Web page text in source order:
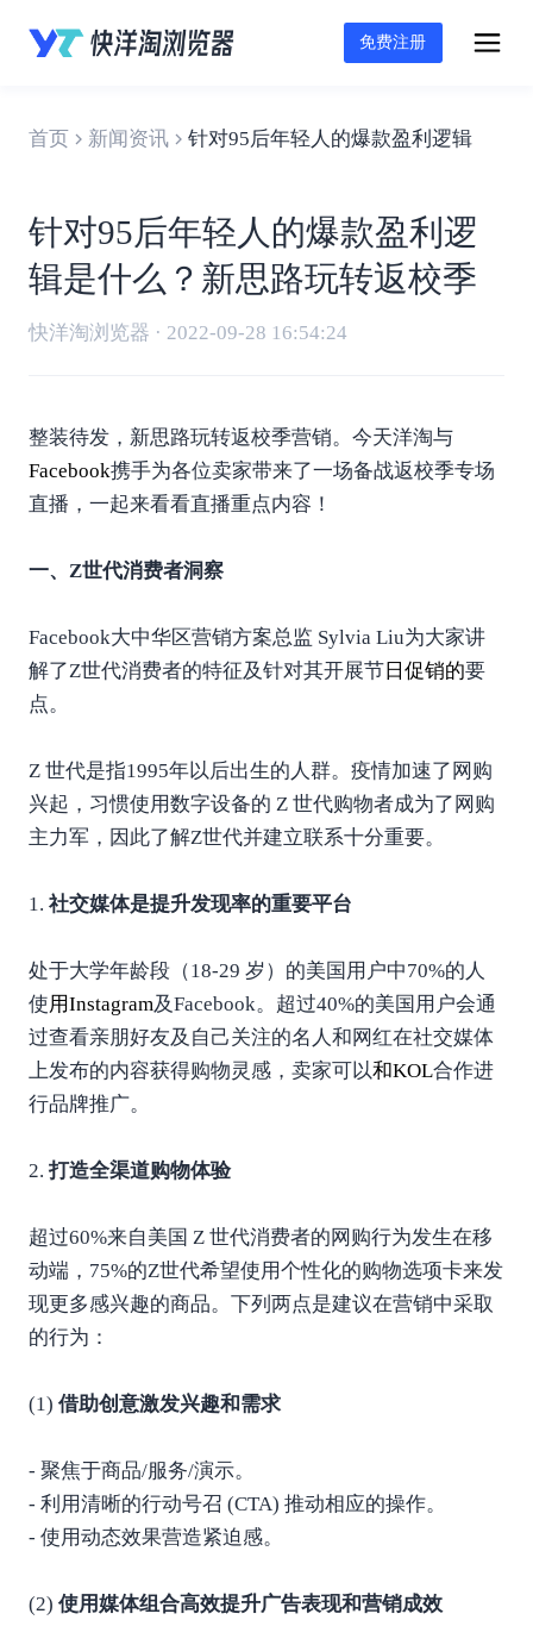
免费注册
首页 新闻资讯 针对95后年轻人的爆款盈利逻辑是什
针对95后年轻人的爆款盈利逻
辑是什么？新思路玩转返校季
快洋淘浏览器 · 2022-09-28 16:54:24
整装待发，新思路玩转返校季营销。今天洋淘与
Facebook携手为各位卖家带来了一场备战返校季专场
直播，一起来看看直播重点内容！
一、Z世代消费者洞察
Facebook大中华区营销方案总监 Sylvia Liu为大家讲
解了Z世代消费者的特征及针对其开展节日 促销的要
点。
Z 世代是指1995年以后出生的人群。疫情加速了网购
兴起，习惯使用数字设备的 Z 世代购物者成为了网购
主力军，因此了解Z世代并建立联系十分重要。
1. 社交媒体是提升发现率的重要平台
处于大学年龄段（18-29 岁）的美国用户中70%的人
使用Instagram及Facebook。超过40%的美国用户会通
过查看亲朋好友及自己关注的名人和网红在社交媒体
上发布的内容获得购物灵感，卖家可以和KOL合作进
行品牌推广。
2. 打造全渠道购物体验
超过60%来自美国 Z 世代消费者的网购行为发生在移
动端，75%的Z世代希望使用个性化的购物选项卡来发
现更多感兴趣的商品。下列两点是建议在营销中采取
的行为：
(1) 借助创意激发兴趣和需求
- 聚焦于商品/服务/演示。
- 利用清晰的行动号召 (CTA) 推动相应的操作。
- 使用动态效果营造紧迫感。
(2) 使用媒体组合高效提升广告表现和营销成效